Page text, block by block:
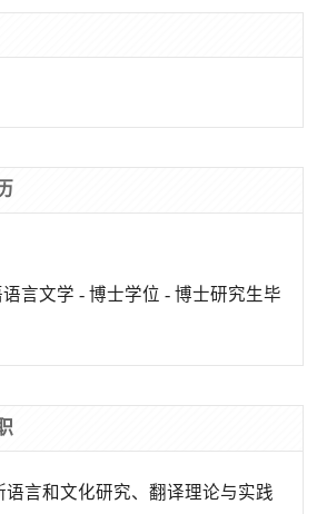
言文学 - 博士学位 - 博士研究生毕
言和文化研究、翻译理论与实践